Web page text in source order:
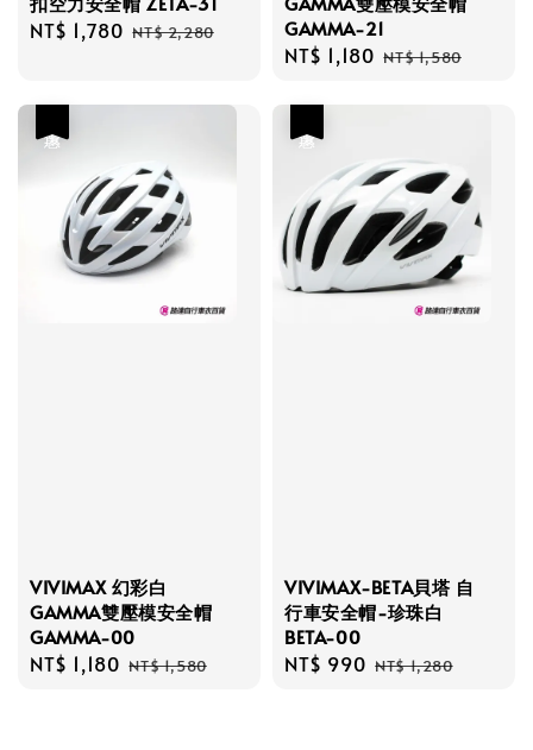
Sale
NT$ 1,780 Regular
NT$ 2,280
GAMMA-21
Sale
NT$ 1,180 Regular
NT$ 1,580
VIVIMAX 幻彩白
GAMMA雙壓模安全帽
GAMMA-00
Sale
NT$ 1,180 Regular
NT$ 1,580
VIVIMAX-BETA貝塔 自
行車安全帽-珍珠白
BETA-00
Sale
NT$ 990 Regular
NT$ 1,280